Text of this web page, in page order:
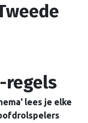
regels
lees je elke